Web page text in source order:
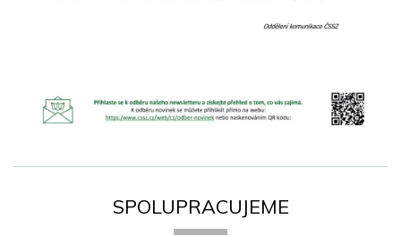
SPOLUPRACUJEME